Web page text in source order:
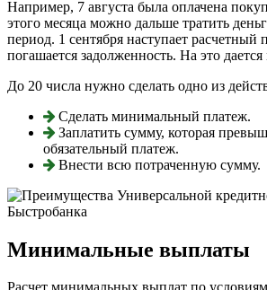
Например, 7 августа была оплачена
этого месяца можно дальше тратить
период. 1 сентября наступает расчетный
погашается задолженность. На это
До 20 числа нужно сделать одно из
Сделать минимальный платеж.
Заплатить сумму, которая
обязательный платеж.
Внести всю потраченную сумму.
Минимальные выплаты